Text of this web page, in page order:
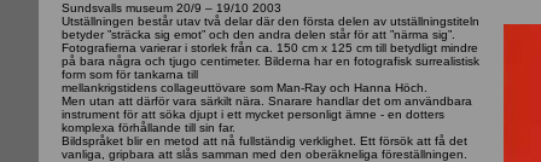
Sundsvalls museum 20/9 – 19/10 2003
Utställningen består utav två delar där den första delen av utställningstiteln
betyder ”sträcka sig emot” och den andra delen står för att ”närma sig”.
Fotografierna varierar i storlek från ca. 150 cm x 125 cm till betydligt mindre
på bara några och tjugo centimeter. Bilderna har en fotografisk surrealistisk
form som för tankarna till
mellankrigstidens collageuttövare som Man-Ray och Hanna Höch.
Men utan att därför vara särkilt nära. Snarare handlar det om användbara
instrument för att söka djupt i ett mycket personligt ämne - en dotters
komplexa förhållande till sin far.
Bildspråket blir en metod att nå fullständig verklighet. Ett försök att få det
vanliga, gripbara att slås samman med den oberäkneliga föreställningen.